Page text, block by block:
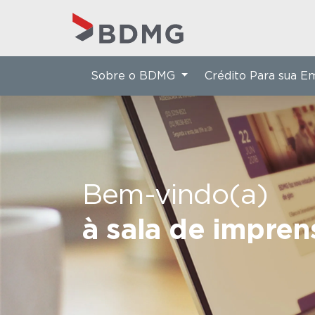
Bem-vindo(a)
à sala de
Sobre o BDMG Crédito Para sua